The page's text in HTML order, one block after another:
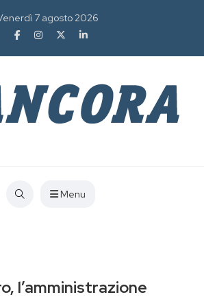
7 agosto 2026
Menu
l’amministrazione